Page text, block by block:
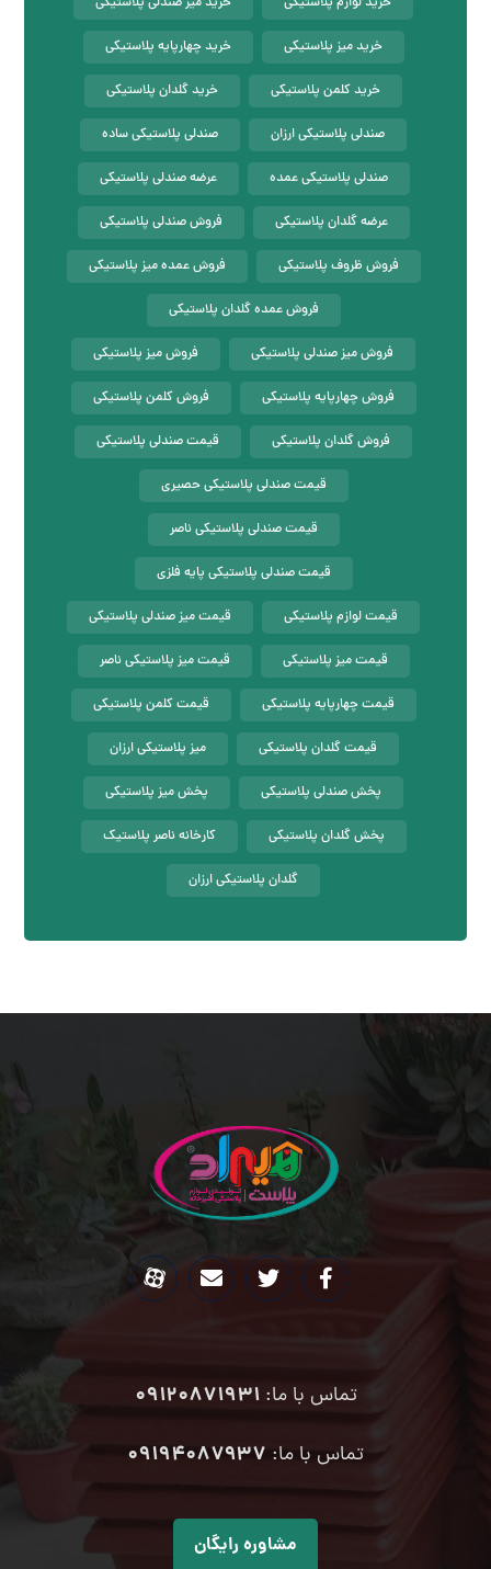
خرید میز پلاستیکی خرید چهارپایه پلاستیکی
خرید کلمن پلاستیکی خرید گلدان پلاستیکی
صندلی پلاستیکی ارزان صندلی پلاستیکی ساده
صندلی پلاستیکی عمده عرضه صندلی پلاستیکی
عرضه گلدان پلاستیکی فروش صندلی پلاستیکی
فروش ظروف پلاستیکی فروش عمده میز پلاستیکی
فروش عمده گلدان پلاستیکی
فروش میز صندلی پلاستیکی فروش میز پلاستیکی
فروش چهارپایه پلاستیکی فروش کلمن پلاستیکی
فروش گلدان پلاستیکی قیمت صندلی پلاستیکی
قیمت صندلی پلاستیکی حصیری
قیمت صندلی پلاستیکی ناصر
قیمت صندلی پلاستیکی پایه فلزی
قیمت لوازم پلاستیکی قیمت میز صندلی پلاستیکی
قیمت میز پلاستیکی قیمت میز پلاستیکی ناصر
قیمت چهارپایه پلاستیکی قیمت کلمن پلاستیکی
قیمت گلدان پلاستیکی میز پلاستیکی ارزان
پخش صندلی پلاستیکی پخش میز پلاستیکی
پخش گلدان پلاستیکی کارخانه ناصر پلاستیک
گلدان پلاستیکی ارزان
تماس با ما:09120871931
تماس با ما: ۰۹۱۹۴۰۸۷۹۳۷
مشاوره رایگان